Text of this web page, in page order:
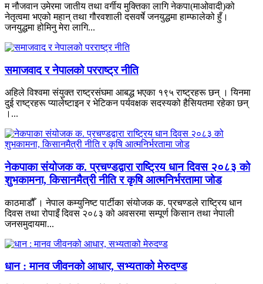
म नौजवान उमेरमा जातीय तथा वर्गीय मुक्तिका लागि नेकपा(माओवादी)को
नेतृत्वमा भएको महान् तथा गौरवशाली दसवर्षे जनयुद्धमा हाम्फालेको हुँ।
जनयुद्धमा होमिनु मेरा लागि...
समाजवाद र नेपालको परराष्ट्र नीति
अहिले विश्वमा संयुक्त राष्ट्रसंघमा आबद्ध भएका १९५ राष्ट्रहरू छन् । यिनमा
दुई राष्ट्रहरू प्यालेष्टाइन र भेटिकन पर्यवक्षक सदस्यको हैसियतमा रहेका छन्
।...
नेकपाका संयोजक क. प्रचण्डद्वारा राष्ट्रिय धान दिवस २०८३ को
शुभकामना, किसानमैत्री नीति र कृषि आत्मनिर्भरतामा जोड
काठमाडौँ । नेपाल कम्युनिष्ट पार्टीका संयोजक क. प्रचण्डले राष्ट्रिय धान
दिवस तथा रोपाइँ दिवस २०८३ को अवसरमा सम्पूर्ण किसान तथा नेपाली
जनसमुदायमा...
धान : मानव जीवनको आधार, सभ्यताको मेरुदण्ड